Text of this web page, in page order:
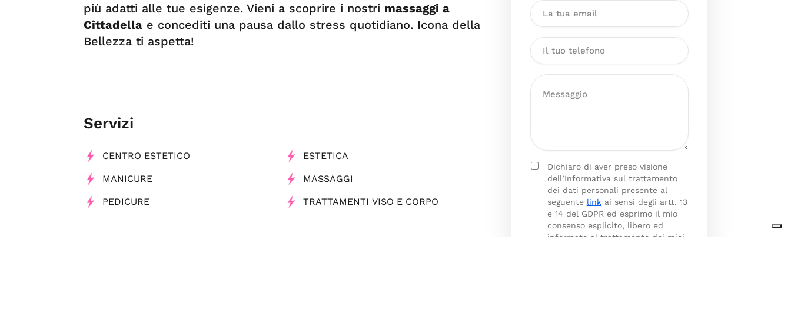
più adatti alle tue esigenze. Vieni a scoprire i nostri massaggi a
Cittadella e concediti una pausa dallo stress quotidiano. Icona della
Bellezza ti aspetta!
Servizi
CENTRO ESTETICO ESTETICA
MANICURE MASSAGGI
PEDICURE TRATTAMENTI VISO E CORPO
Dichiaro di aver preso visione
dell’Informativa sul trattamento
dei dati personali presente al
seguente linkai sensi degli artt. 13
e 14 del GDPR ed esprimo il mio
consenso esplicito, libero ed
informato al trattamento dei miei